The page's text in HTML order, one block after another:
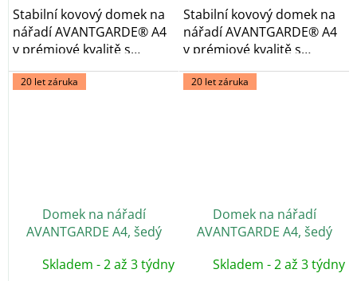
Stabilní kovový domek na
nářadí AVANTGARDE® A4
v prémiové kvalitě s
pultovou...
Stabilní kovový domek na
nářadí AVANTGARDE® A4
v prémiové kvalitě s
pultovou...
20 let záruka
Domek na nářadí
AVANTGARDE A4, šedý
Skladem - 2 až 3 týdny
20 let záruka
Domek na nářadí
AVANTGARDE A4, šedý
Skladem - 2 až 3 týdny